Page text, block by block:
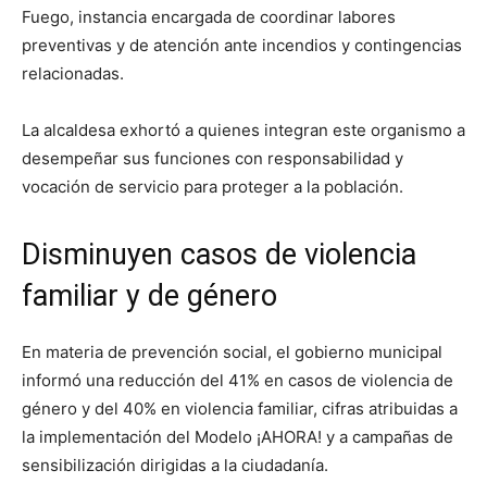
Fuego, instancia encargada de coordinar labores
preventivas y de atención ante incendios y contingencias
relacionadas.
La alcaldesa exhortó a quienes integran este organismo a
desempeñar sus funciones con responsabilidad y
vocación de servicio para proteger a la población.
Disminuyen casos de violencia
familiar y de género
En materia de prevención social, el gobierno municipal
informó una reducción del 41% en casos de violencia de
género y del 40% en violencia familiar, cifras atribuidas a
la implementación del Modelo ¡AHORA! y a campañas de
sensibilización dirigidas a la ciudadanía.